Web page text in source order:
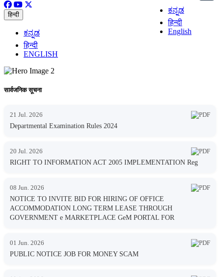
ಕನ್ನಡ
हिन्दी
English
हिन्दी
ಕನ್ನಡ
हिन्दी
ENGLISH
सार्वजनिक सूचना
21 Jul. 2026
Departmental Examination Rules 2024
20 Jul. 2026
RIGHT TO INFORMATION ACT 2005 IMPLEMENTATION Reg
08 Jun. 2026
NOTICE TO INVITE BID FOR HIRING OF OFFICE
ACCOMMODATION LONG TERM LEASE THROUGH
GOVERNMENT e MARKETPLACE GeM PORTAL FOR
01 Jun. 2026
PUBLIC NOTICE JOB FOR MONEY SCAM